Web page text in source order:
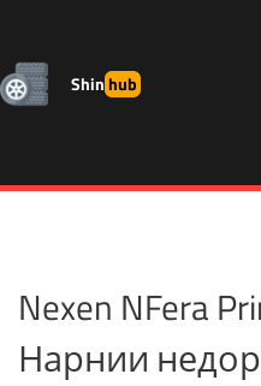
Shinhub
Nexen NFera
Нарнии